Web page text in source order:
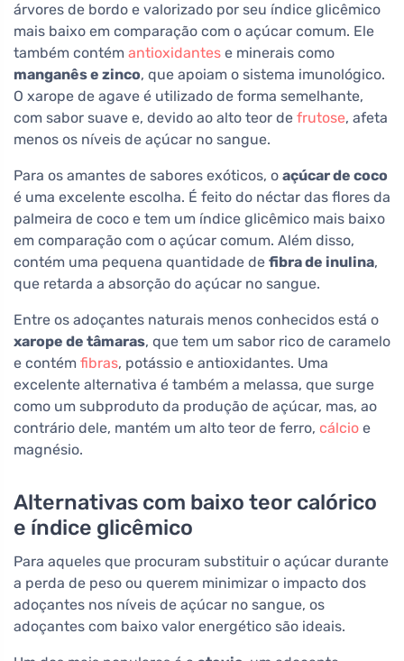
árvores de bordo e valorizado por seu índice glicêmico
mais baixo em comparação com o açúcar comum. Ele
também contém antioxidantes e minerais como
manganês e zinco, que apoiam o sistema imunológico.
O xarope de agave é utilizado de forma semelhante,
com sabor suave e, devido ao alto teor de frutose, afeta
menos os níveis de açúcar no sangue.
Para os amantes de sabores exóticos, o açúcar de coco
é uma excelente escolha. É feito do néctar das flores da
palmeira de coco e tem um índice glicêmico mais baixo
em comparação com o açúcar comum. Além disso,
contém uma pequena quantidade de fibra de inulina,
que retarda a absorção do açúcar no sangue.
Entre os adoçantes naturais menos conhecidos está o
xarope de tâmaras, que tem um sabor rico de caramelo
e contém fibras, potássio e antioxidantes. Uma
excelente alternativa é também a melassa, que surge
como um subproduto da produção de açúcar, mas, ao
contrário dele, mantém um alto teor de ferro, cálcio e
magnésio.
Alternativas com baixo teor calórico
e índice glicêmico
Para aqueles que procuram substituir o açúcar durante
a perda de peso ou querem minimizar o impacto dos
adoçantes nos níveis de açúcar no sangue, os
adoçantes com baixo valor energético são ideais.